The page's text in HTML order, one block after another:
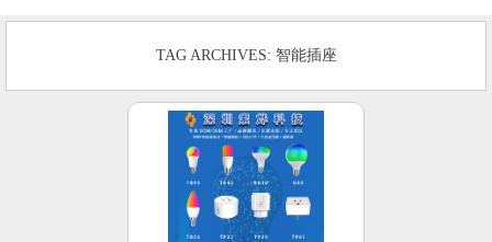
TAG ARCHIVES: 智能插座